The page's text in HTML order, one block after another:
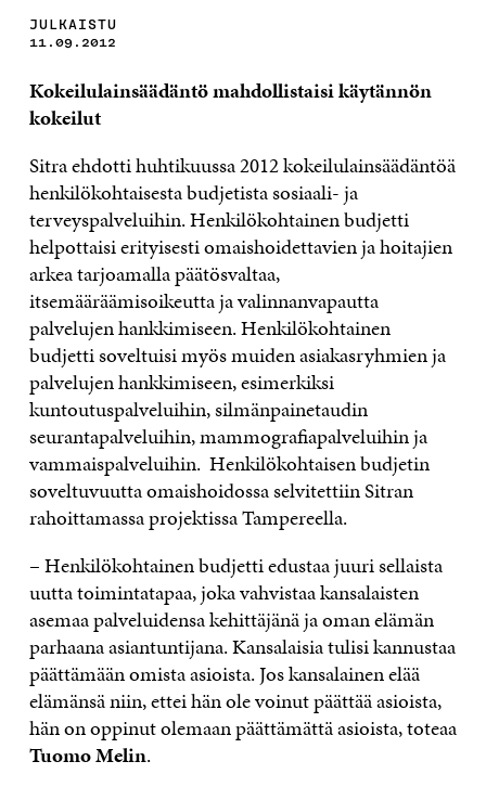
JULKAISTU
11.09.2012
Kokeilulainsäädäntö mahdollistaisi käytännön
kokeilut
Sitra ehdotti huhtikuussa 2012 kokeilulainsäädäntöä
henkilökohtaisesta budjetista sosiaali- ja
terveyspalveluihin. Henkilökohtainen budjetti
helpottaisi erityisesti omaishoidettavien ja hoitajien
arkea tarjoamalla päätösvaltaa,
itsemääräämisoikeutta ja valinnanvapautta
palvelujen hankkimiseen. Henkilökohtainen
budjetti soveltuisi myös muiden asiakasryhmien ja
palvelujen hankkimiseen, esimerkiksi
kuntoutuspalveluihin, silmänpainetaudin
seurantapalveluihin, mammografiapalveluihin ja
vammaispalveluihin. Henkilökohtaisen budjetin
soveltuvuutta omaishoidossa selvitettiin Sitran
rahoittamassa projektissa Tampereella.
– Henkilökohtainen budjetti edustaa juuri sellaista
uutta toimintatapaa, joka vahvistaa kansalaisten
asemaa palveluidensa kehittäjänä ja oman elämän
parhaana asiantuntijana. Kansalaisia tulisi kannustaa
päättämään omista asioista. Jos kansalainen elää
elämänsä niin, ettei hän ole voinut päättää asioista,
hän on oppinut olemaan päättämättä asioista, toteaa
Tuomo Melin.